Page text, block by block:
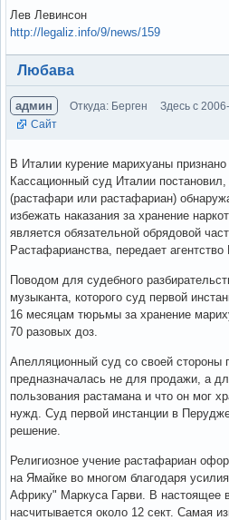
Лев Левинсон
http://legaliz.info/9/news/159
Вне форума
Любава
админ Откуда: Берген Здесь с
Сайт
В Италии курение марихуаны
Кассационный суд Италии
(растафари или растафариан)
избежать наказания за хранение
является обязательной обрядовой
Растафарианства, передает агентство
Поводом для судебного
музыканта, которого суд первой
16 месяцам тюрьмы за хранение
70 разовых доз.
Апелляционный суд со своей стороны
предназначалась не для продажи, а
пользования растамана и что он мог
нужд. Суд первой инстанции в
решение.
Религиозное учение растафариан
на Ямайке во многом благодаря
Африку" Маркуса Гарви. В настоящее
насчитывается около 12 сект. Самая